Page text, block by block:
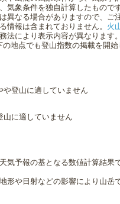
気象条件を独自計算したものです
異なる場合がありますので、ご
情報は含まれておりません。 火
法により表示内容が異なります。
地点でも登山指数の掲載を開始
や登山に適していません
山に適していません
気予報の基となる数値計算結果
形や日射などの影響により山